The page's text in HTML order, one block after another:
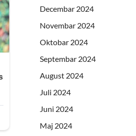
Decembar 2024
Novembar 2024
Oktobar 2024
Septembar 2024
August 2024
Juli 2024
Juni 2024
Maj 2024